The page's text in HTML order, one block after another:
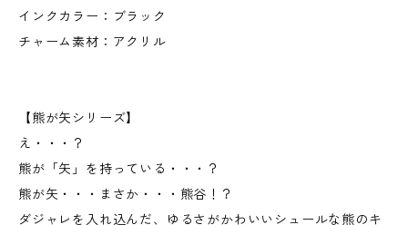
インクカラー：ブラック
チャーム素材：アクリル
【熊が矢シリーズ】
え・・・？
熊が「矢」を持っている・・・？
熊が矢・・・まさか・・・熊谷！？
ダジャレを入れ込んだ、ゆるさがかわいいシュールな熊のキ